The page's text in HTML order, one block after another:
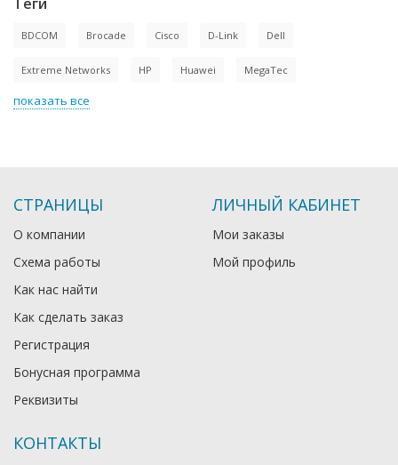
BDCOM Brocade Cisco D-Link Dell
Extreme Networks HP Huawei MegaTec
показать все
СТРАНИЦЫ
О компании
Схема работы
Как нас найти
Как сделать заказ
Регистрация
Бонусная программа
Реквизиты
ЛИЧНЫЙ КАБИНЕТ
Мои заказы
Мой профиль
КОНТАКТЫ